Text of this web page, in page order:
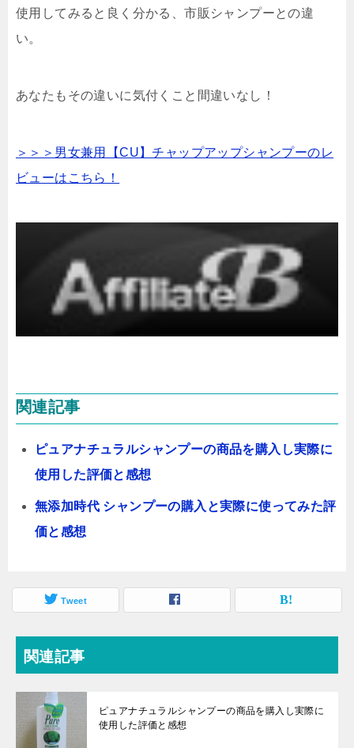
使用してみると良く分かる、市販シャンプーとの違
い。
あなたもその違いに気付くこと間違いなし！
＞＞＞男女兼用【CU】チャップアップシャンプーのレ
ビューはこちら！
関連記事
ピュアナチュラルシャンプーの商品を購入し実際に
使用した評価と感想
無添加時代 シャンプーの購入と実際に使ってみた評
価と感想
Tweet
関連記事
ピュアナチュラルシャンプーの商品を購入し実際に
使用した評価と感想